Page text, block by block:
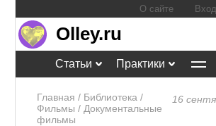
Вход
О сайте
Olley.ru
Статьи Практики
16
Главная / Библиотека /
Фильмы / Документальные
фильмы